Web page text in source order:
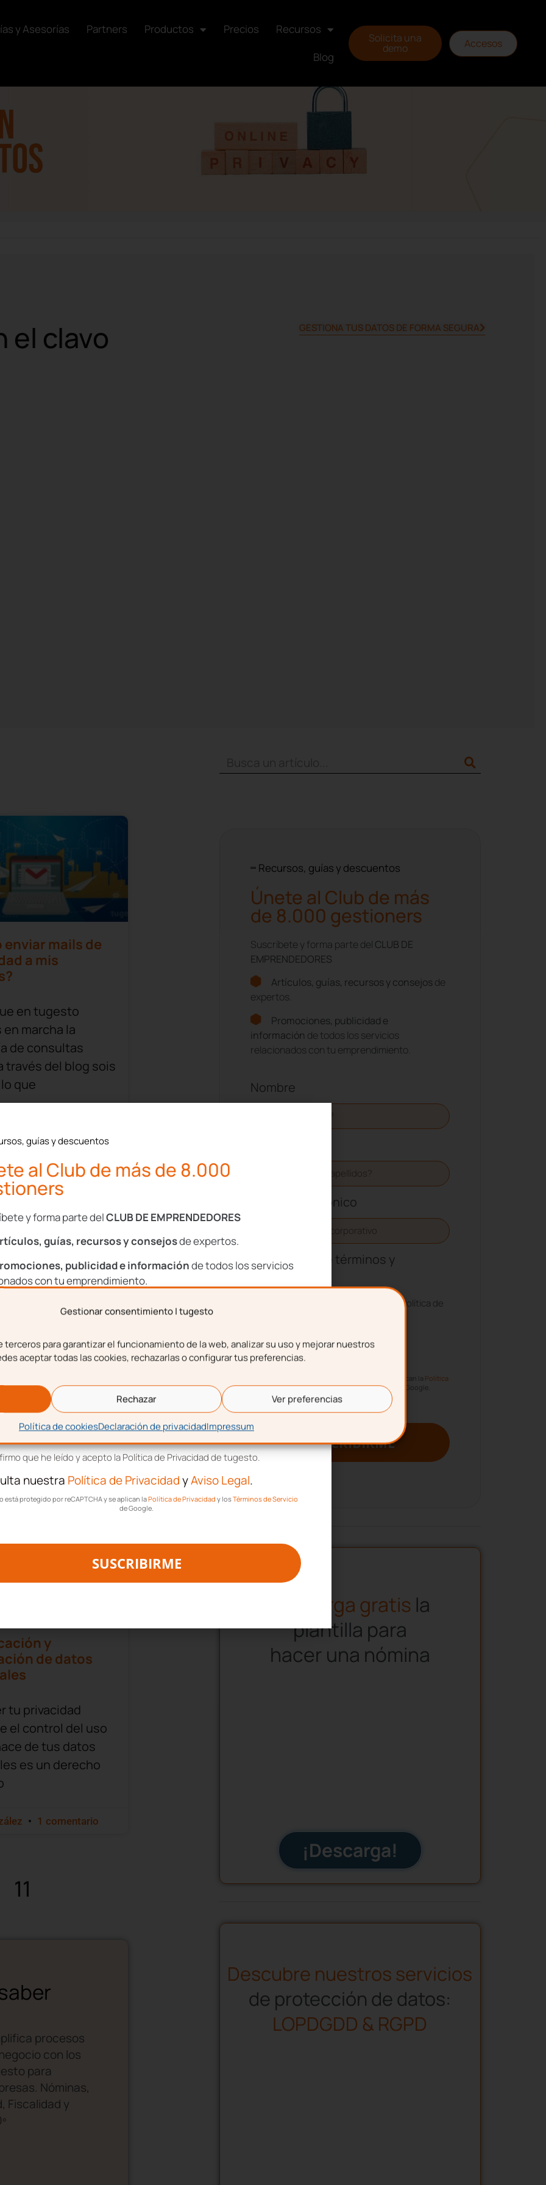
Gestionar consentimiento | tugesto
terceros para garantizar el funcionamiento de la web, analizar su uso y mejorar nuestros
aceptar todas las cookies, rechazarlas o configurar tus preferencias.
Rechazar Ver preferencias
Política de cookiesDeclaración de privacidadImpressum
y Asesorías Partners Productos Precios
Recursos
Blog
Solicita una
demo Accesos
el clavo GESTIONA TUS DATOS DE FORMA SEGURA
enviar mails de
a mis
en tugesto
marcha la
de consultas
través del blog sois
que
al olvido va
pasado puede, en
una persona ponga
aparte en su vida
1 comentario
y
de datos
tu privacidad
el control del uso
de tus datos
es un derecho
1 comentario
11
procesos
con los
para
Nóminas,
Fiscalidad y
Recursos, guías y descuentos
Únete al Club de más
de 8.000 gestioners
Suscríbete y forma parte del CLUB DE
EMPRENDEDORES
Artículos, guías, recursos y consejosde
expertos.
Promociones, publicidad e
información de todos los servicios
relacionados con tu emprendimiento.
Nombre
Correo electrónico
Aceptación de términos y
Confirmo que he leído y acepto la Política de
Consulta nuestraPolítica de
Privacidad
Este sitio está protegido por reCAPTCHA y se aplican la Política
de Privacidady losTérminos de Servicio de Google.
SUSCRIBIRME
Descarga gratis la
plantilla para
hacer una nómina
¡Descarga!
Descubre nuestros servicios
de protección de datos:
LOPDGDD & RGPD
guías y descuentos
al Club de más de 8.000
y forma parte delCLUB DE EMPRENDEDORES
guías, recursos y consejosde expertos.
publicidad e informaciónde todos los servicios
con tu emprendimiento.
Apellidos
de términos y condiciones
que he leído y acepto la Política de Privacidad de tugesto.
nuestra Política de PrivacidadyAviso Legal.
está protegido por reCAPTCHA y se aplican laPolítica de Privacidad y losTérminos de Servicio
de Google.
SUSCRIBIRME